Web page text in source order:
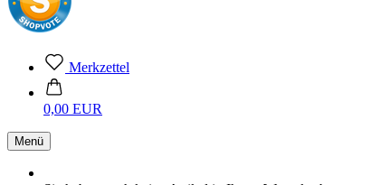
Merkzettel
0,00 EUR
Menü